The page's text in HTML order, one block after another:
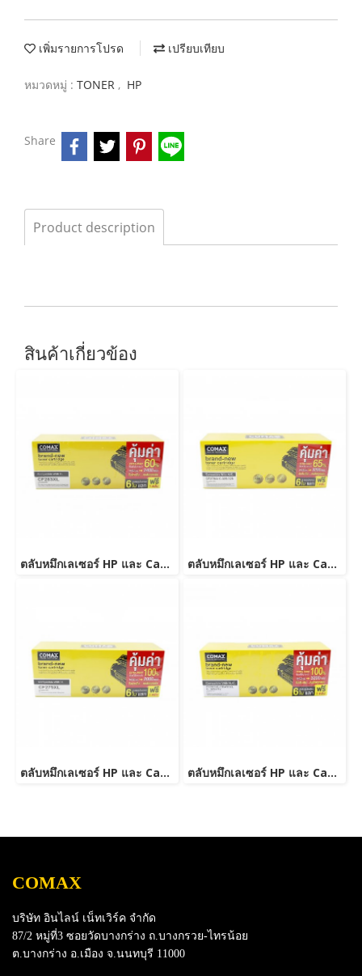
เพิ่มรายการโปรด เปรียบเทียบ
หมวดหมู่ : TONER , HP
Share
Product description
สินค้าเกี่ยวข้อง
ตลับหมึกเลเซอร์ HP และ Canon รุ่น CF283A JUMBO ตลับหมึกเลเซอร์ HP และ Canon รุ่น CE278A Canon 126/128/726/728/326/328 JUMBO
ตลับหมึกเลเซอร์ HP และ Canon รุ่น CF279A JUMBO ตลับหมึกเลเซอร์ HP และ Canon รุ่น CE285A/CB435ACanon 325/312/313/125/712/713/725-JUMBO
COMAX
บริษัท อินไลน์ เน็ทเวิร์ค จำกัด
87/2 หมู่ที่3 ซอยวัดบางกร่าง ถ.บางกรวย-ไทรน้อย
ต.บางกร่าง อ.เมือง จ.นนทบุรี 11000